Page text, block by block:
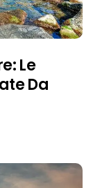
Le
Da